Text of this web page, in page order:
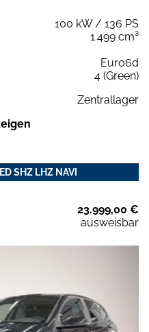
100 kW / 136 PS
1.499 cm³
Euro6d
4 (Green)
Zentrallager
SHZ LHZ NAVI
23.999,00 €
ausweisbar